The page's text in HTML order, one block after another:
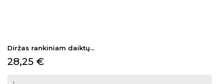
Diržas rankiniam daiktų...
Kaina
28,25 €